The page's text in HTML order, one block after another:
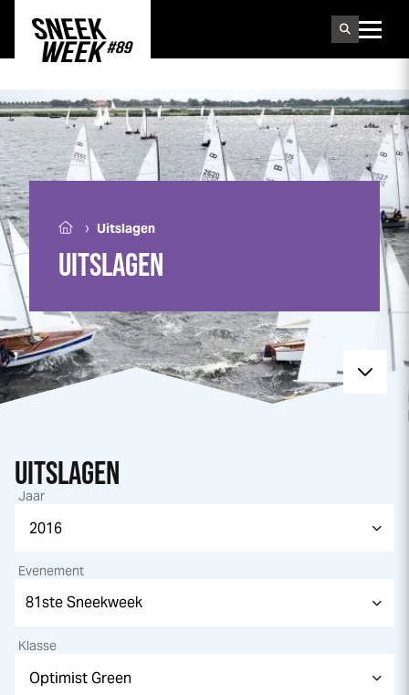
UITSLAGEN
› Uitslagen
UITSLAGEN
Jaar
Evenement
Klasse